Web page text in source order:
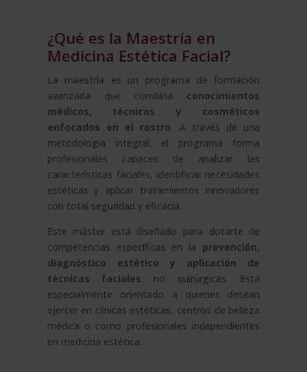
¿Qué es la Maestría en
Medicina Estética Facial?
La maestría es un programa de formación
avanzada que combina conocimientos
médicos, técnicos y cosméticos
enfocados en el rostro. A través de una
metodología integral, el programa forma
profesionales capaces de analizar las
características faciales, identificar necesidades
estéticas y aplicar tratamientos innovadores
con total seguridad y eficacia.
Este máster está diseñado para dotarte de
competencias específicas en la prevención,
diagnóstico estético y aplicación de
técnicas faciales no quirúrgicas. Está
especialmente orientado a quienes desean
ejercer en clínicas estéticas, centros de belleza
médica o como profesionales independientes
en medicina estética.